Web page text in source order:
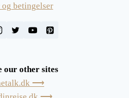
betingelser
our other sites
⟶